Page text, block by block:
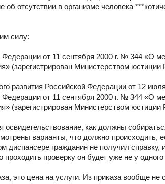
отсутствии в организме человека
силу:
от 11 сентября 2000 г. № 344 «О
(зарегистрирован Министерством юстиции
развития Российской Федерации от 12
от 11 сентября 2000 г. № 344 «О
(зарегистрирован Министерством юстиции
как должны
варианты, что должно происходить,
диспансере гражданин не получил справку,
проверку он будет уже не у
это цена на услуги. Из приказа вообще